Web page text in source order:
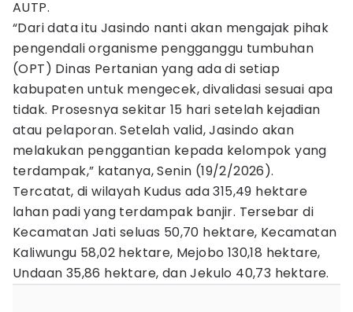
AUTP.
“Dari data itu Jasindo nanti akan mengajak pihak
pengendali organisme pengganggu tumbuhan
(OPT) Dinas Pertanian yang ada di setiap
kabupaten untuk mengecek, divalidasi sesuai apa
tidak. Prosesnya sekitar 15 hari setelah kejadian
atau pelaporan. Setelah valid, Jasindo akan
melakukan penggantian kepada kelompok yang
terdampak,” katanya, Senin (19/2/2026).
Tercatat, di wilayah Kudus ada 315,49 hektare
lahan padi yang terdampak banjir. Tersebar di
Kecamatan Jati seluas 50,70 hektare, Kecamatan
Kaliwungu 58,02 hektare, Mejobo 130,18 hektare,
Undaan 35,86 hektare, dan Jekulo 40,73 hektare.